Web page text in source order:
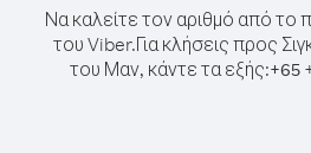
Να καλείτε τον αριθμό από το
του Viber.Για κλήσεις προς
του Μαν, κάντε τα εξής:+65